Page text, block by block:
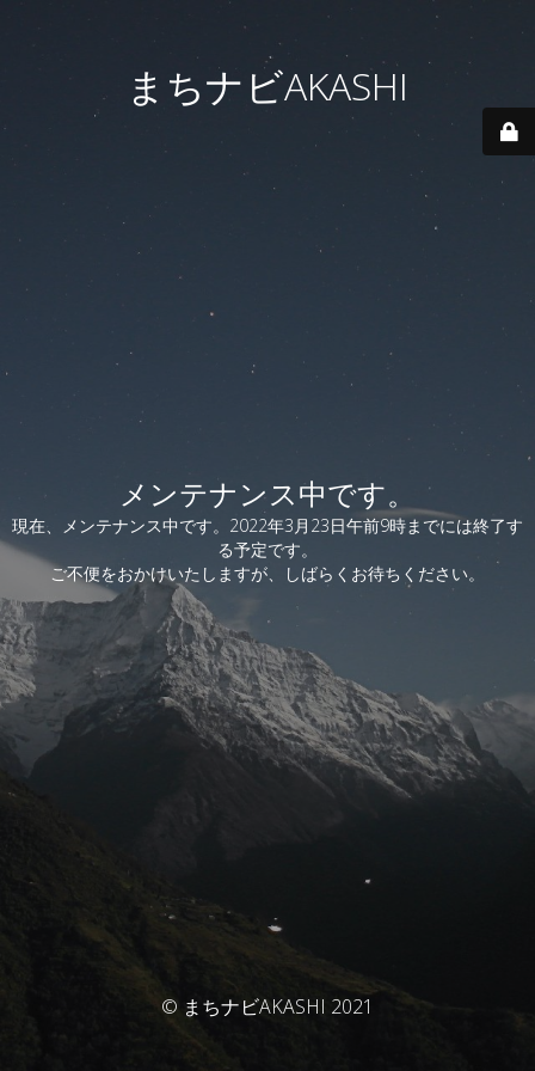
まちナビAKASHI
メンテナンス中です。
現在、メンテナンス中です。2022年3月23日午前9時までには終了す
る予定です。
ご不便をおかけいたしますが、しばらくお待ちください。
© まちナビAKASHI 2021